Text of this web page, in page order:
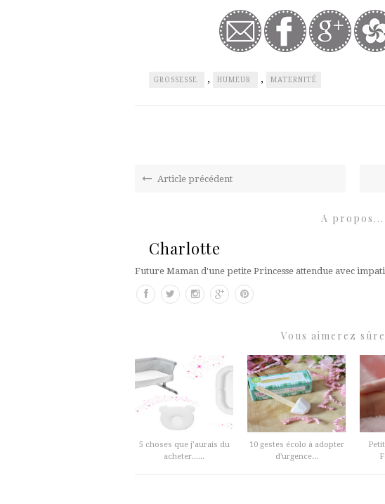
GROSSESSE , HUMEUR , MATERNITÉ
Article précédent
A propos...
Charlotte
Future Maman d'une petite Princesse attendue avec
Vous aimerez
5 choses que j’aurais du
acheter......
10 gestes écolo à adopter
d'urgence...